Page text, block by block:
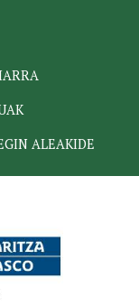
ALEAKIDE